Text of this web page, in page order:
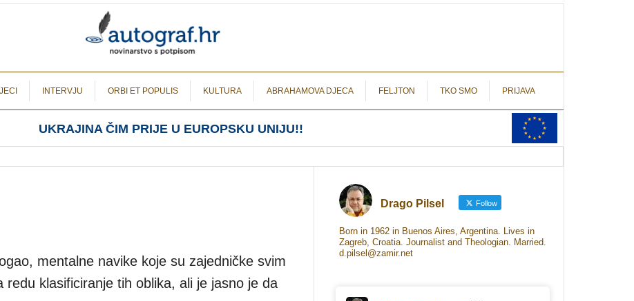
INTERVJU ORBI ET POPULIS KULTURA ABRAHAMOVA DJECA FELJTON TKO SMO PRIJAVA
UKRAJINA ČIM PRIJE U EUROPSKU UNIJU!!
mentalne navike koje su zajedničke svim
redu klasificiranje tih oblika, ali je jasno je da
Drago Pilsel Follow
Born in 1962 in Buenos Aires, Argentina. Lives in
Zagreb, Croatia. Journalist and Theologian. Married.
d.pilsel@zamir.net